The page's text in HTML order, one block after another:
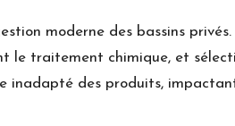
moderne des bassins
le traitement chimique, et
inadapté des produits,